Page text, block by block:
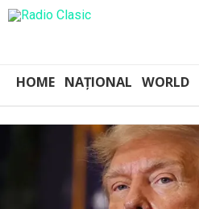
HOME NAȚIONAL WORLD